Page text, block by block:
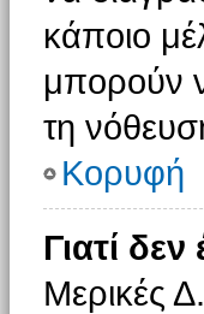
κάποιο
μπορούν
τη
Κορυφή
Γιατί
Μερικές